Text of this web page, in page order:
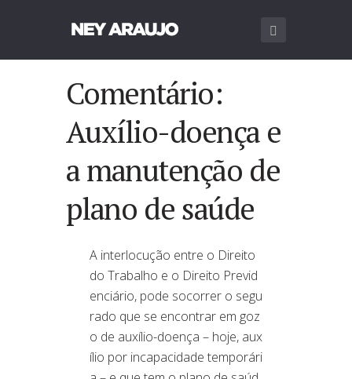
Comentário:
Auxílio-doença e
a manutenção de
plano de saúde
A interlocução entre o Direito
do Trabalho e o Direito Previd
enciário, pode socorrer o segu
rado que se encontrar em goz
o de auxílio-doença – hoje, aux
ílio por incapacidade temporári